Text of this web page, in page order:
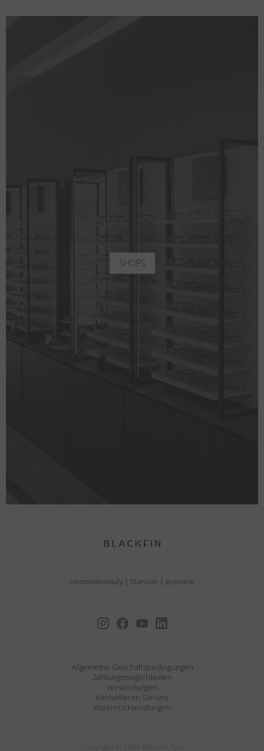
SHOPS
neomadeinitaly | titanium | eyewear
Allgemeine Geschäftsbedingungen
Zahlungsmöglichkeiten
Versendungen
Kontaktieren Sie uns
Warenrücksendungen